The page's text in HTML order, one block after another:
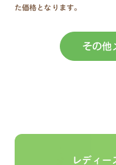
た価格となります。
その他
レディー